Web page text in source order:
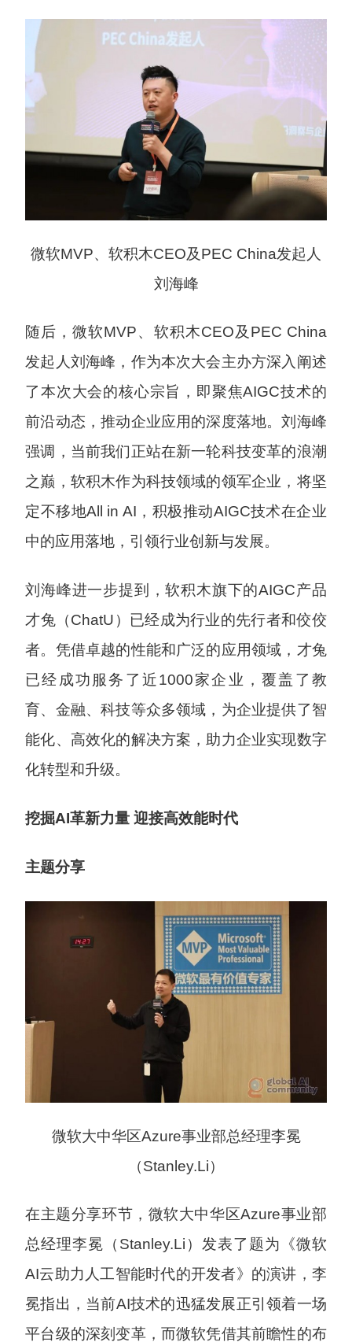
微软MVP、软积木CEO及PEC China发起人
刘海峰
随后，微软MVP、软积木CEO及PEC China
发起人刘海峰，作为本次大会主办方深入阐述
了本次大会的核心宗旨，即聚焦AIGC技术的
前沿动态，推动企业应用的深度落地。刘海峰
强调，当前我们正站在新一轮科技变革的浪潮
之巅，软积木作为科技领域的领军企业，将坚
定不移地All in AI，积极推动AIGC技术在企业
中的应用落地，引领行业创新与发展。
刘海峰进一步提到，软积木旗下的AIGC产品
才兔（ChatU）已经成为行业的先行者和佼佼
者。凭借卓越的性能和广泛的应用领域，才兔
已经成功服务了近1000家企业，覆盖了教
育、金融、科技等众多领域，为企业提供了智
能化、高效化的解决方案，助力企业实现数字
化转型和升级。
挖掘AI革新力量 迎接高效能时代
主题分享
微软大中华区Azure事业部总经理李冕
（Stanley.Li）
在主题分享环节，微软大中华区Azure事业部
总经理李冕（Stanley.Li）发表了题为《微软
AI云助力人工智能时代的开发者》的演讲，李
冕指出，当前AI技术的迅猛发展正引领着一场
平台级的深刻变革，而微软凭借其前瞻性的布